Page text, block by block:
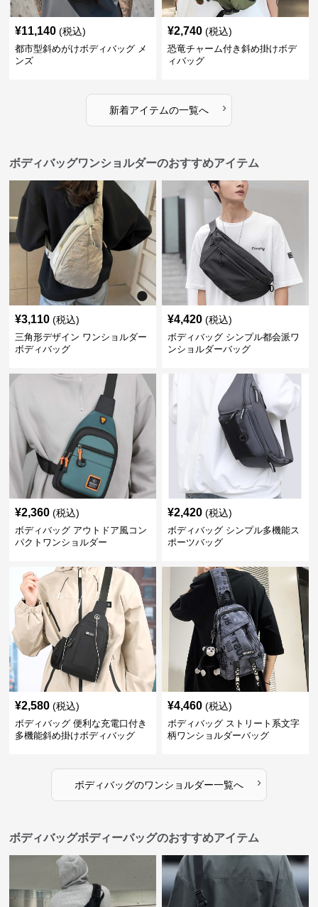
¥11,140 (税込)
都市型斜めがけボディバッグ メ
ンズ
¥2,740 (税込)
恐竜チャーム付き斜め掛けボデ
ィバッグ
新着アイテムの一覧へ ›
ボディバッグワンショルダーのおすすめアイテム
¥3,110 (税込)
三角形デザイン ワンショルダー
ボディバッグ
¥4,420 (税込)
ボディバッグ シンプル都会派ワ
ンショルダーバッグ
¥2,360 (税込)
ボディバッグ アウトドア風コン
パクトワンショルダー
¥2,420 (税込)
ボディバッグ シンプル多機能ス
ポーツバッグ
¥2,580 (税込)
ボディバッグ 便利な充電口付き
多機能斜め掛けボディバッグ
¥4,460 (税込)
ボディバッグ ストリート系文字
柄ワンショルダーバッグ
ボディバッグのワンショルダー一覧へ ›
ボディバッグボディーバッグのおすすめアイテム